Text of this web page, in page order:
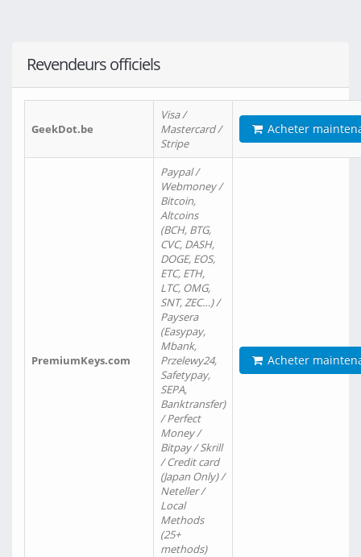
Revendeurs officiels
GeekDot.be
Visa /
Mastercard /
Stripe
Acheter
PremiumKeys.com
Paypal /
Webmoney /
Bitcoin,
Altcoins
(BCH, BTG,
CVC, DASH,
DOGE, EOS,
ETC, ETH,
LTC, OMG,
SNT, ZEC…) /
Paysera
(Easypay,
Mbank,
Przelewy24,
Safetypay,
SEPA,
Banktransfer)
/ Perfect
Money /
Bitpay / Skrill
/ Credit card
(Japan Only) /
Neteller /
Local
Methods
(25+
methods)
Acheter